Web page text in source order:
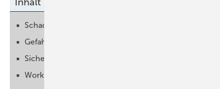
Schadenanalyse durchgeführt
Gefahrenquelle Lichtbogen
Sicherheit beim Einsatz
Workshop Anfang April